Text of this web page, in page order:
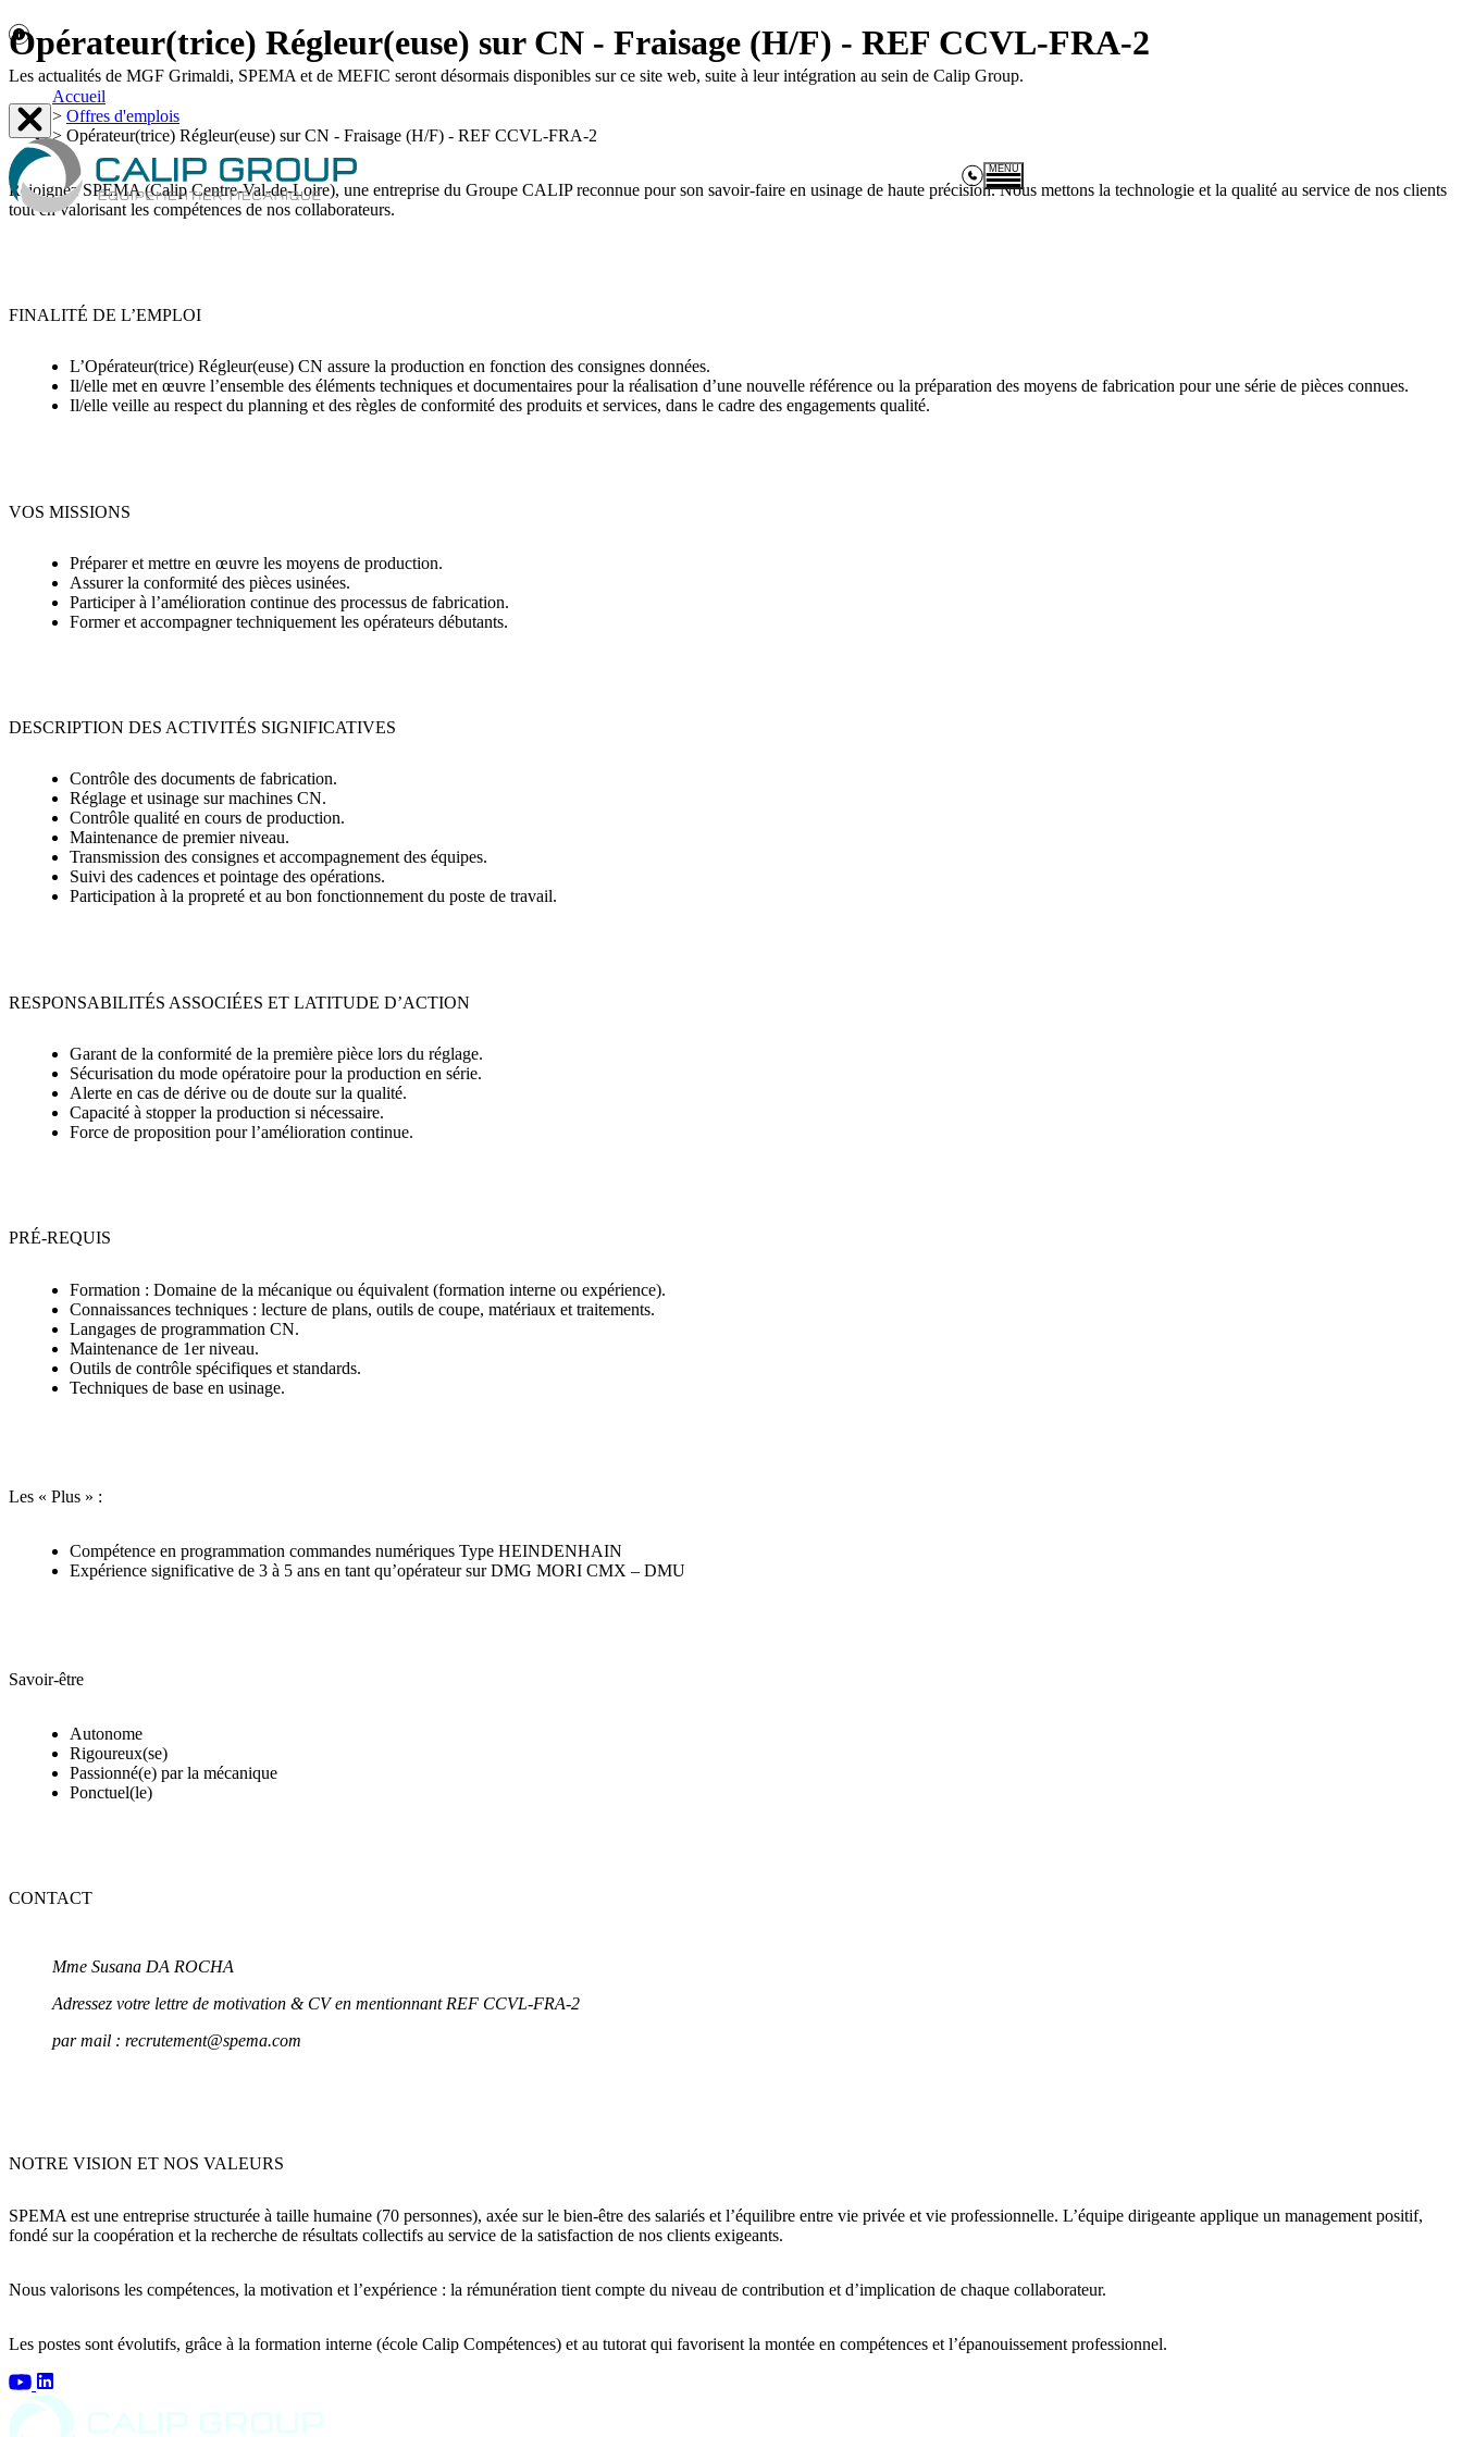
Les actualités de MGF Grimaldi, SPEMA et de MEFIC seront désormais disponibles sur ce site web, suite à leur intégration au sein de Calip Group.
Presse et médias
MENU
Opérateur(trice) Régleur(euse) sur CN - Fraisage (H/F) - REF CCVL-FRA-2
Accueil
> Offres d'emplois
> Opérateur(trice) Régleur(euse) sur CN - Fraisage (H/F) - REF CCVL-FRA-2
Rejoignez SPEMA (Calip Centre-Val-de-Loire), une entreprise du Groupe CALIP reconnue pour son savoir-faire en usinage de haute précision. Nous mettons la technologie et la qualité au service de nos clients
tout en valorisant les compétences de nos collaborateurs.
FINALITÉ DE L’EMPLOI
L’Opérateur(trice) Régleur(euse) CN assure la production en fonction des consignes données.
Il/elle met en œuvre l’ensemble des éléments techniques et documentaires pour la réalisation d’une nouvelle référence ou la préparation des moyens de fabrication pour une série de pièces connues.
Il/elle veille au respect du planning et des règles de conformité des produits et services, dans le cadre des engagements qualité.
VOS MISSIONS
Préparer et mettre en œuvre les moyens de production.
Assurer la conformité des pièces usinées.
Participer à l’amélioration continue des processus de fabrication.
Former et accompagner techniquement les opérateurs débutants.
DESCRIPTION DES ACTIVITÉS SIGNIFICATIVES
Contrôle des documents de fabrication.
Réglage et usinage sur machines CN.
Contrôle qualité en cours de production.
Maintenance de premier niveau.
Transmission des consignes et accompagnement des équipes.
Suivi des cadences et pointage des opérations.
Participation à la propreté et au bon fonctionnement du poste de travail.
RESPONSABILITÉS ASSOCIÉES ET LATITUDE D’ACTION
Garant de la conformité de la première pièce lors du réglage.
Sécurisation du mode opératoire pour la production en série.
Alerte en cas de dérive ou de doute sur la qualité.
Capacité à stopper la production si nécessaire.
Force de proposition pour l’amélioration continue.
PRÉ-REQUIS
Formation : Domaine de la mécanique ou équivalent (formation interne ou expérience).
Connaissances techniques : lecture de plans, outils de coupe, matériaux et traitements.
Langages de programmation CN.
Maintenance de 1er niveau.
Outils de contrôle spécifiques et standards.
Techniques de base en usinage.
Les « Plus » :
Compétence en programmation commandes numériques Type HEINDENHAIN
Expérience significative de 3 à 5 ans en tant qu’opérateur sur DMG MORI CMX – DMU
Savoir-être
Autonome
Rigoureux(se)
Passionné(e) par la mécanique
Ponctuel(le)
CONTACT
Mme Susana DA ROCHA
Adressez votre lettre de motivation & CVen mentionnant REF CCVL-FRA-2
par mail : recrutement@spema.com
NOTRE VISION ET NOS VALEURS
SPEMA est une entreprise structurée à taille humaine (70 personnes), axée sur le bien-être des salariés et l’équilibre entre vie privée et vie professionnelle. L’équipe dirigeante applique un management positif,
fondé sur la coopération et la recherche de résultats collectifs au service de la satisfaction de nos clients exigeants.
Nous valorisons les compétences, la motivation et l’expérience : la rémunération tient compte du niveau de contribution et d’implication de chaque collaborateur.
Les postes sont évolutifs, grâce à la formation interne (école Calip Compétences) et au tutorat qui favorisent la montée en compétences et l’épanouissement professionnel.